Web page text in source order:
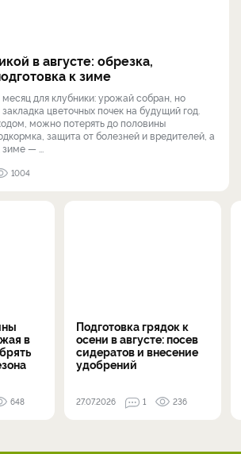
в августе: обрезка,
к зиме
для клубники: урожай собран, но
цветочных почек на будущий год.
можно потерять до половины
защита от болезней и вредителей, а
— ...
1004
в
648
Подготовка грядок к
осени в августе: посев
сидератов и внесение
удобрений
27.07.2026 1 236